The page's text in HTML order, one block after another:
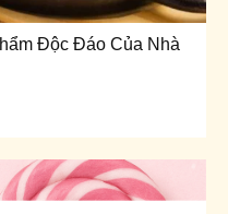
Độc Đáo Của Nhà